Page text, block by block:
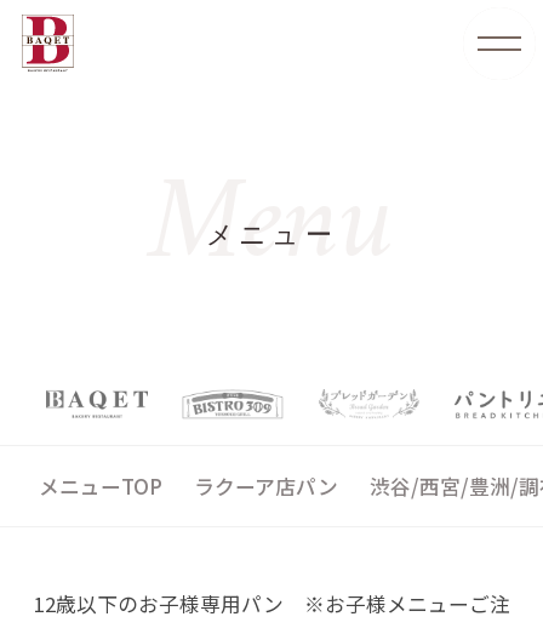
Menu
メニュー
メニューTOP ラクーア店パン 渋谷/西宮/豊洲/
12歳以下のお子様専用パン ※お子様メニューご注